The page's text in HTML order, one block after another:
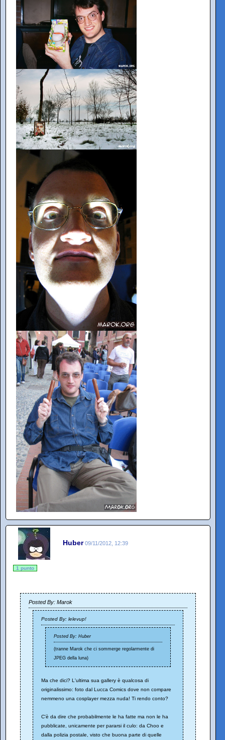
Huber 09/11/2012, 12:39
1 punto
Posted By: Marok
Posted By: lelevup!
Posted By: Huber
(tranne Marok che ci sommerge regolarmente di
JPEG della luna)
Ma che dici? L'ultima sua gallery è qualcosa di
originalissimo: foto dal Lucca Comics dove non compare
nemmeno una cosplayer mezza nuda! Ti rendo conto?
C'è da dire che probabilmente le ha fatte ma non le ha
pubblicate, unicamente per pararsi il culo: da Choo e
dalla polizia postale, visto che buona parte di quelle